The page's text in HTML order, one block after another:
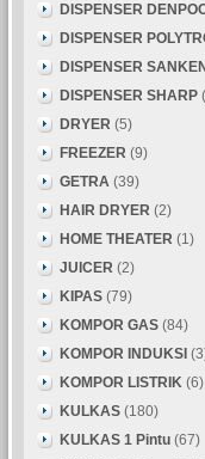
DISPENSER
DISPENSER
DISPENSER SANKEN
DISPENSER SHARP
DRYER (5)
FREEZER (9)
GETRA (39)
HAIR DRYER (2)
HOME THEATER (1)
JUICER (2)
KIPAS (79)
KOMPOR GAS (84)
KOMPOR INDUKSI
KOMPOR LISTRIK (6)
KULKAS (180)
KULKAS 1 Pintu (67)